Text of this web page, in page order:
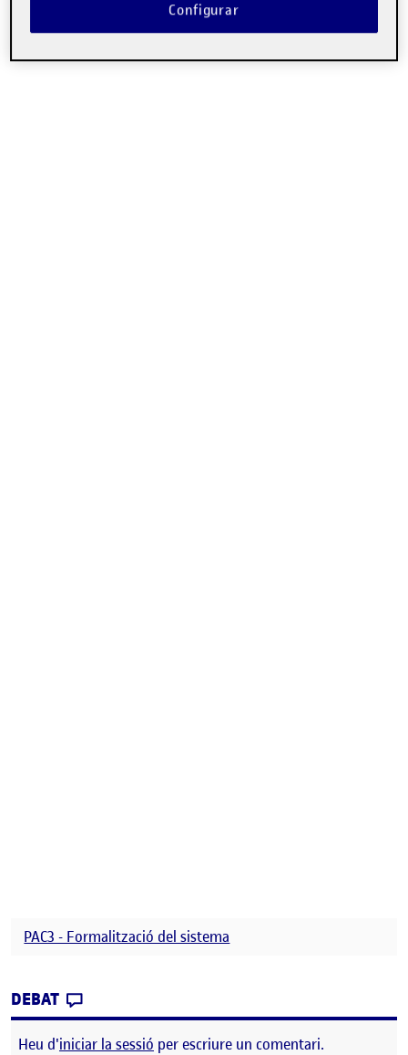
PAC3 - Formalització del sistema
DEBAT
Heu d'iniciar la sessió per escriure un comentari.
Configurar